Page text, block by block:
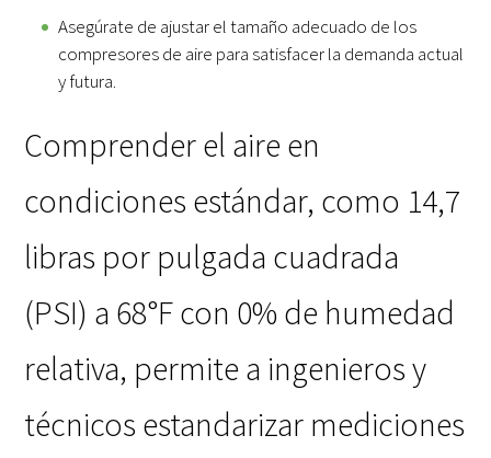
Asegúrate de ajustar el tamaño adecuado de los
compresores de aire para satisfacer la demanda actual
y futura.
Comprender el aire en
condiciones estándar, como 14,7
libras por pulgada cuadrada
(PSI) a 68°F con 0% de humedad
relativa, permite a ingenieros y
técnicos estandarizar mediciones